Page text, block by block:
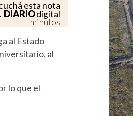
esta nota
DIARIOdigital
minutos
al Estado
al
lo que el